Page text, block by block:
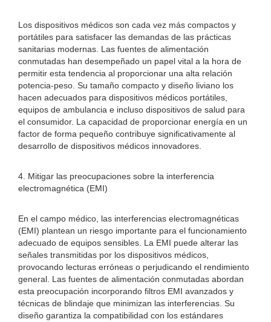
Los dispositivos médicos son cada vez más compactos y
portátiles para satisfacer las demandas de las prácticas
sanitarias modernas. Las fuentes de alimentación
conmutadas han desempeñado un papel vital a la hora de
permitir esta tendencia al proporcionar una alta relación
potencia-peso. Su tamaño compacto y diseño liviano los
hacen adecuados para dispositivos médicos portátiles,
equipos de ambulancia e incluso dispositivos de salud para
el consumidor. La capacidad de proporcionar energía en un
factor de forma pequeño contribuye significativamente al
desarrollo de dispositivos médicos innovadores.
4. Mitigar las preocupaciones sobre la interferencia
electromagnética (EMI)
En el campo médico, las interferencias electromagnéticas
(EMI) plantean un riesgo importante para el funcionamiento
adecuado de equipos sensibles. La EMI puede alterar las
señales transmitidas por los dispositivos médicos,
provocando lecturas erróneas o perjudicando el rendimiento
general. Las fuentes de alimentación conmutadas abordan
esta preocupación incorporando filtros EMI avanzados y
técnicas de blindaje que minimizan las interferencias. Su
diseño garantiza la compatibilidad con los estándares